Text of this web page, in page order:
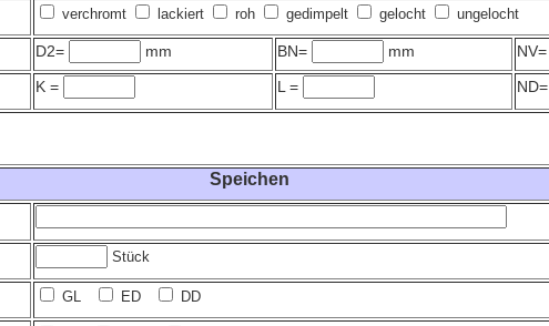
verchromt lackiert roh gedimpelt gelocht ungelocht
D2= mm BN= mm NV=
K = L = ND=
Speichen
Stück
GL ED DD